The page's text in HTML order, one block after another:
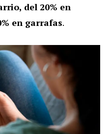
del 20% en
en garrafas.